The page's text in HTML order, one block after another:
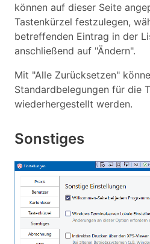
können auf dieser Seite
Tastenkürzel festzulegen,
betreffenden Eintrag in der
anschließend auf "Ändern".
Mit "Alle Zurücksetzen"
Standardbelegungen für die
wiederhergestellt werden.
Sonstiges